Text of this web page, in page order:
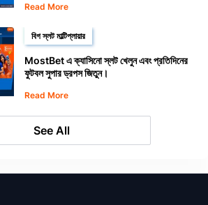
Read More
বিগ স্লট মাল্টিপ্লায়ার
MostBet এ ক্যাসিনো স্লট খেলুন এবং প্রতিদিনের
ফুটবল সুপার ড্রপস জিতুন।
Read More
See All